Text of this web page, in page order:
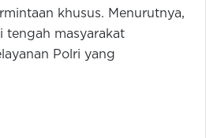
khusus. Menurutnya,
tengah masyarakat
Polri yang